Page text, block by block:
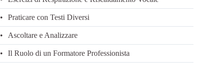
Praticare con Testi Diversi
Ascoltare e Analizzare
Il Ruolo di un Formatore Professionista